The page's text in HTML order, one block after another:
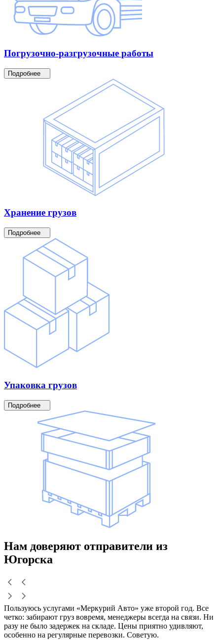
Погрузочно-разгрузочные работы
Подробнее
Хранение грузов
Подробнее
Упаковка грузов
Подробнее
Нам доверяют отправители из
Югорска
Пользуюсь услугами «Меркурий Авто» уже второй год. Все
четко: забирают груз вовремя, менеджеры всегда на связи. Ни
разу не было задержек на складе. Цены приятно удивляют,
особенно на регулярные перевозки. Советую.